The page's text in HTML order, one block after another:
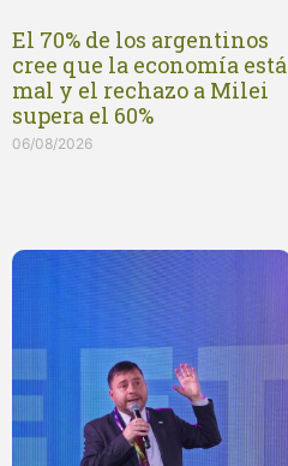
El 70% de los argentinos
cree que la economía está
mal y el rechazo a Milei
supera el 60%
06/08/2026